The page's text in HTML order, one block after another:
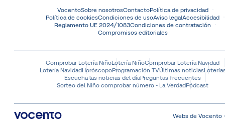
VocentoSobre nosotrosContactoPolítica de privacidad
Política de cookiesCondiciones de usoAviso legalAccesibilidad
Reglamento UE 2024/1083Condiciones de contratación
Compromisos editoriales
Comprobar Lotería NiñoLotería NiñoComprobar Lotería Navidad
Lotería NavidadHoróscopoProgramación TVÚltimas noticias
Escucha las noticias del díaPreguntas frecuentes
Sorteo del Niño comprobar número - La VerdadPódcast
Webs de Vocento